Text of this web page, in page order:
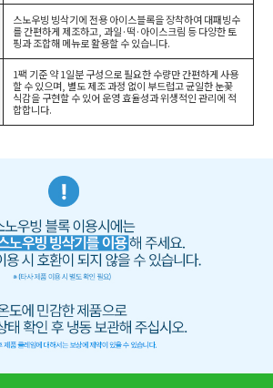
스노우빙 빙삭기에 전용 아이스블록을 장착하여 대패빙수
를 간편하게 제조하고, 과일·떡·아이스크림 등 다양한 토
핑과 조합해 메뉴로 활용할 수 있습니다.
1팩 기준 약 1일분 구성으로 필요한 수량만 간편하게 사용
할 수 있으며, 별도 제조 과정 없이 부드럽고 균일한 눈꽃
식감을 구현할 수 있어 운영 효율성과 위생적인 관리에 적
합합니다.